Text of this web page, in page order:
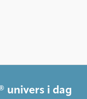
univers i dag